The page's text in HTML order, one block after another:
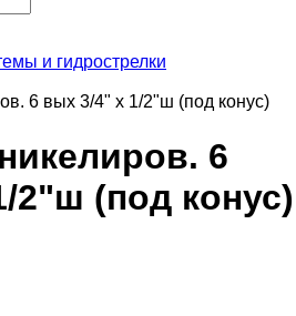
и гидрострелки
6 вых 3/4" х 1/2"ш (под конус)
6
2"ш (под конус)